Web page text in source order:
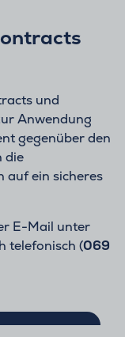
und
Anwendung
gegenüber den
die
auf ein sicheres
E-Mail unter
telefonisch (069